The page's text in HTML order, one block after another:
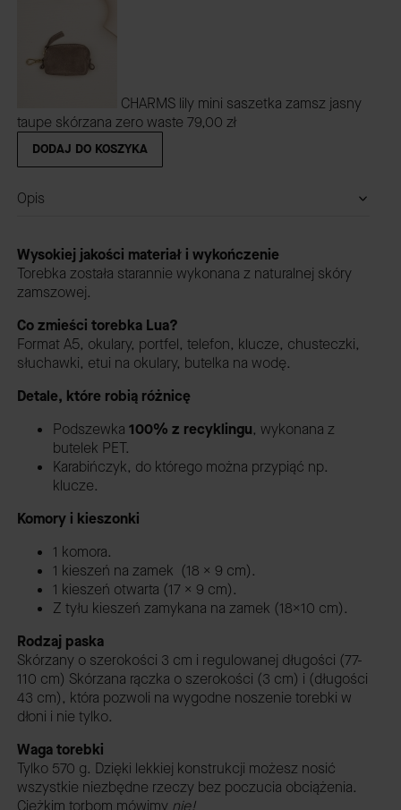
CHARMS lily mini saszetka zamsz jasny
taupe skórzana zero waste 79,00 zł
DODAJ DO KOSZYKA
Opis
Wysokiej jakości materiał i wykończenie
Torebka została starannie wykonana z naturalnej skóry
zamszowej.
Co zmieści torebka Lua?
Format A5, okulary, portfel, telefon, klucze, chusteczki,
słuchawki, etui na okulary, butelka na wodę.
Detale, które robią różnicę
Podszewka 100% z recyklingu, wykonana z
butelek PET.
Karabińczyk, do którego można przypiąć np.
klucze.
Komory i kieszonki
1 komora.
1 kieszeń na zamek (18 x 9 cm).
1 kieszeń otwarta (17 x 9 cm).
Z tyłu kieszeń zamykana na zamek (18x10 cm).
Rodzaj paska
Skórzany o szerokości 3 cm i regulowanej długości (77-
110 cm) Skórzana rączka o szerokości (3 cm) i (długości
43 cm), która pozwoli na wygodne noszenie torebki w
dłoni i nie tylko.
Waga torebki
Tylko 570 g. Dzięki lekkiej konstrukcji możesz nosić
wszystkie niezbędne rzeczy bez poczucia obciążenia.
Ciężkim torbom mówimy nie!